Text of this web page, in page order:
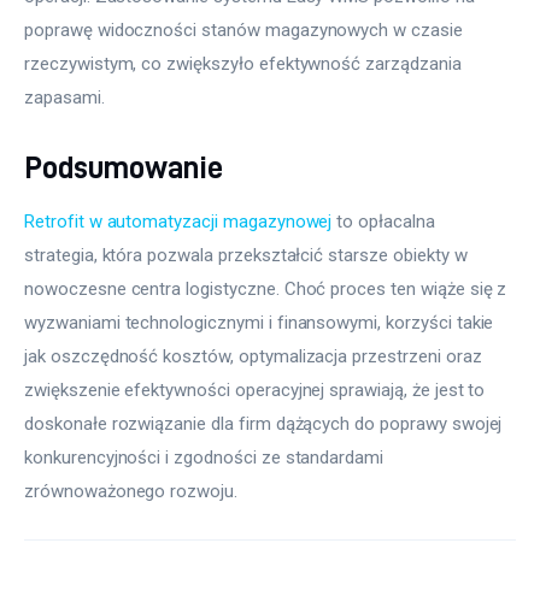
poprawę widoczności stanów magazynowych w czasie
rzeczywistym, co zwiększyło efektywność zarządzania
zapasami.
Podsumowanie
Retrofit w automatyzacji magazynowej to opłacalna
strategia, która pozwala przekształcić starsze obiekty w
nowoczesne centra logistyczne. Choć proces ten wiąże się z
wyzwaniami technologicznymi i finansowymi, korzyści takie
jak oszczędność kosztów, optymalizacja przestrzeni oraz
zwiększenie efektywności operacyjnej sprawiają, że jest to
doskonałe rozwiązanie dla firm dążących do poprawy swojej
konkurencyjności i zgodności ze standardami
zrównoważonego rozwoju.